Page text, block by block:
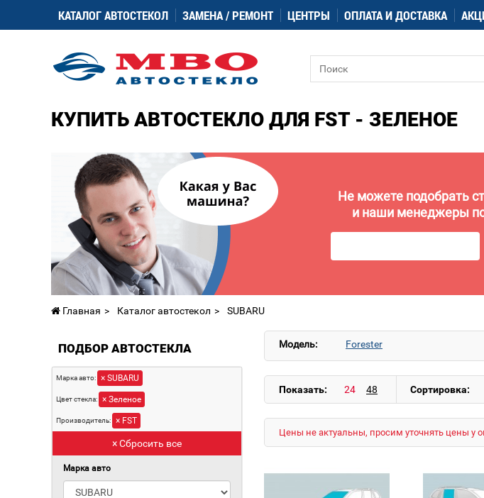
КАТАЛОГ АВТОСТЕКОЛ ЗАМЕНА / РЕМОНТ ЦЕНТРЫ ОПЛАТА И ДОСТАВКА
КУПИТЬ АВТОСТЕКЛО ДЛЯ FST - ЗЕЛЕНОЕ
Не можете подобрать
и наши менеджеры
Главная Каталог автостекол SUBARU
ПОДБОР АВТОСТЕКЛА
Марка авто: × SUBARU
Цвет стекла: × Зеленое
Производитель: × FST
× Сбросить все
Марка авто
Модель: Forester
Показать: Сортировка:
Цены не актуальны, просим уточнять цены у